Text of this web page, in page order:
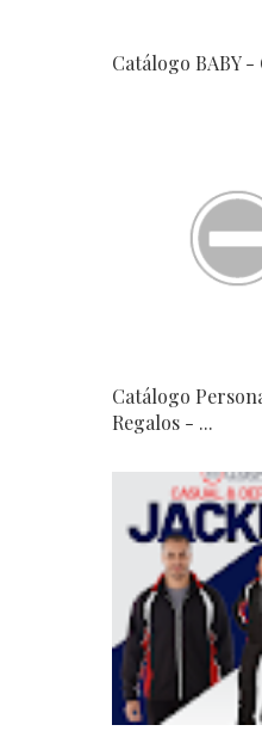
Catálogo BABY -
Catálogo
Regalos - ...